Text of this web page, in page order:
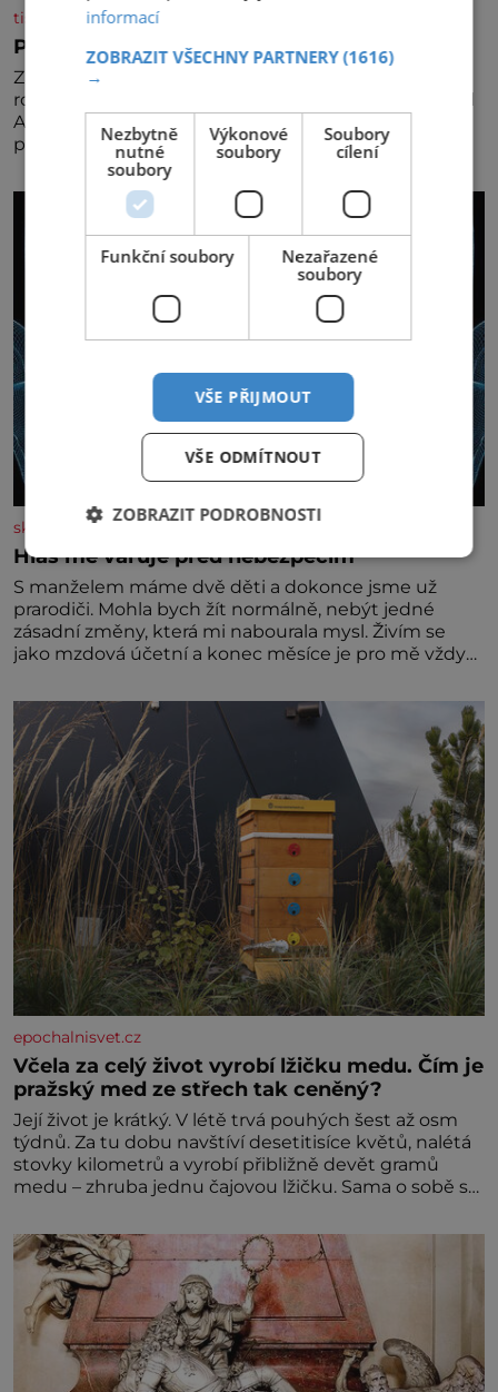
tisicereceptu.cz
Pravá irská káva
Za jejího tvůrce je považován Joe Sharidan, když v
roce 1943 u letiště irského města Foynes obsluhoval
Američany, kteří kvůli špatnému počasí nemohli
pokračovat v cestě. Povzbudil je tehdy kávou,
skutecnepribehy.cz
Hlas mě varuje před nebezpečím
S manželem máme dvě děti a dokonce jsme už
prarodiči. Mohla bych žít normálně, nebýt jedné
zásadní změny, která mi nabourala mysl. Živím se
jako mzdová účetní a konec měsíce je pro mě vždy
máme vnoučata, mi dcera čím dál častěji volá o
pomoc, co se hlídání týče. Dalo by se
epochalnisvet.cz
Včela za celý život vyrobí lžičku medu. Čím je
pražský med ze střech tak ceněný?
Její život je krátký. V létě trvá pouhých šest až osm
týdnů. Za tu dobu navštíví desetitisíce květů, nalétá
stovky kilometrů a vyrobí přibližně devět gramů
medu – zhruba jednu čajovou lžičku. Sama o sobě se
dalšími desítkami tisíc příslušnic svého včelstva,
vznikne jeden z nejdokonalejších organismů
informací
ZOBRAZIT VŠECHNY PARTNERY(1616)
→
Nezbytně
nutné
soubory
Výkonové
soubory
Soubory
cílení
Funkční soubory
Nezařazené
soubory
VŠE PŘIJMOUT
VŠE ODMÍTNOUT
ZOBRAZIT PODROBNOSTI